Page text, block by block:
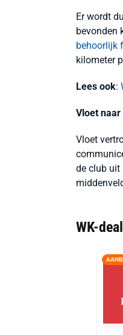
Er wordt
bevonden
behoorlijk
kilometer
Lees ook:
Vloet
Vloet
de club uit
WK-